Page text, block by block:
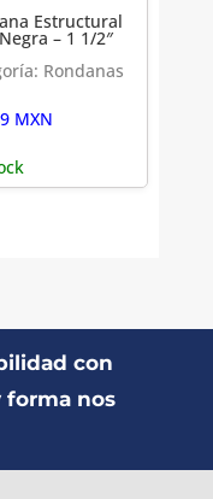
Estructural
– 1 1/2″
Rondanas
MXN
con
forma nos